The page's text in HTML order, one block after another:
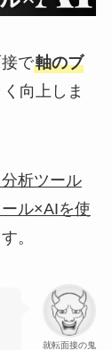
で軸のブ
向上しま
分析ツール
ル×AIを使
。
就転面接の鬼